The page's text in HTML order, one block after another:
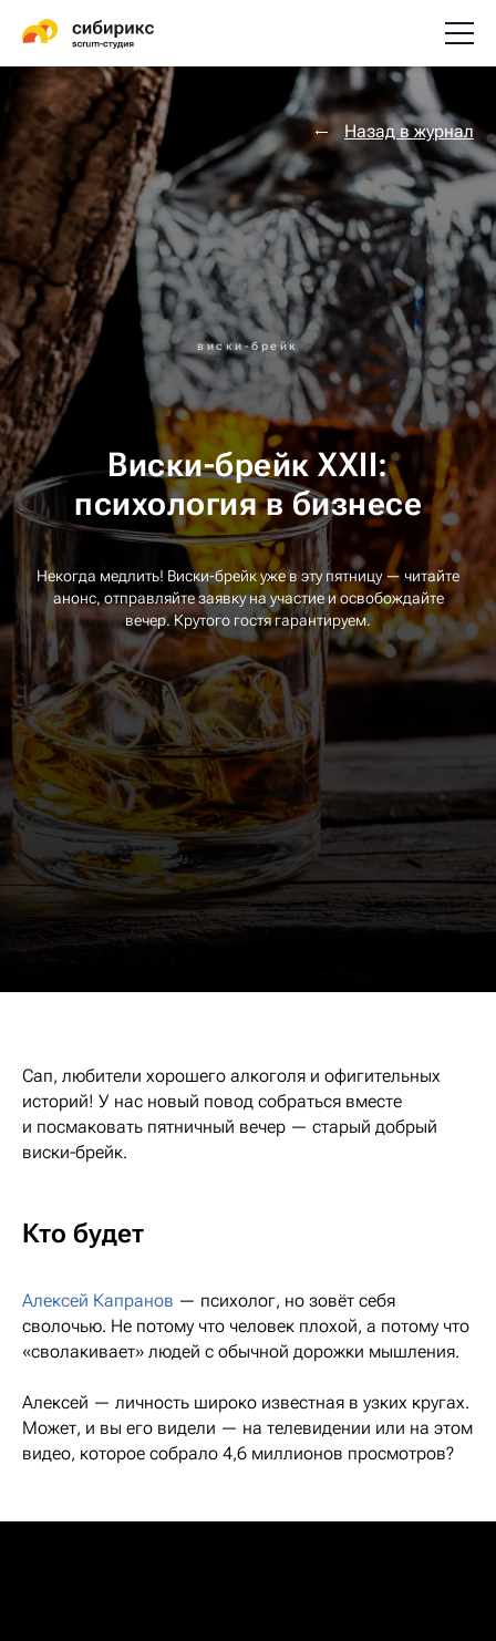
Назад в журнал
виски-брейк
Виски-брейк XXII:
психология в бизнесе
Некогда медлить! Виски-брейк уже в эту пятницу — читайте
анонс, отправляйте заявку на участие и освобождайте
вечер. Крутого гостя гарантируем.
Сап, любители хорошего алкоголя и офигительных
историй! У нас новый повод собраться вместе
и посмаковать пятничный вечер — старый добрый
виски-брейк.
Кто будет
Алексей Капранов — психолог, но зовёт себя
сволочью. Не потому что человек плохой, а потому что
«сволакивает» людей с обычной дорожки мышления.
Алексей — личность широко известная в узких кругах.
Может, и вы его видели — на телевидении или на этом
видео, которое собрало 4,6 миллионов просмотров?